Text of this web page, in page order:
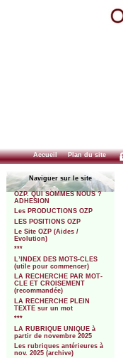
Accueil Plan du site
Naviguer sur le site
OZP. QUI SOMMES NOUS ?
ADHESION
Les PRODUCTIONS OZP
LES POSITIONS OZP
Le Site OZP (Aides /
Evolution)
***
L’INDEX DES MOTS-CLES
(utile pour commencer)
LA RECHERCHE PAR MOT-
CLE ET CROISEMENT
(recommandée)
LA RECHERCHE PLEIN
TEXTE sur un mot
***
LA RUBRIQUE UNIQUE à
partir de novembre 2025
Les rubriques antérieures à
nov. 2025 (archive)